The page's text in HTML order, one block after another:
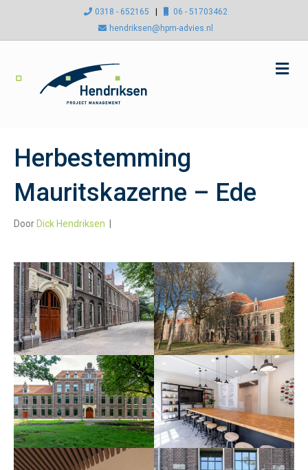
0318 - 652165
06 - 51703462
hendriksen@hpm-advies.nl
M
e
Herbestemming
Mauritskazerne – Ede
Door Dick Hendriksen